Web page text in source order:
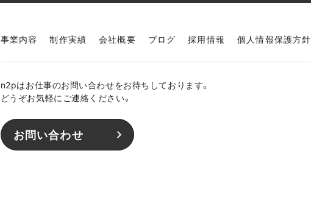
事業内容 制作実績 会社概要 ブログ 採用情報 個人情報保護方針
n2pはお仕事のお問い合わせをお待ちしております。
どうぞお気軽にご連絡ください。
お問い合わせ